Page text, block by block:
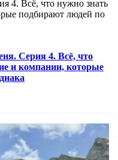
4. Всё, что нужно знать
подбирают людей по
Серия 4. Всё, что
и компании, которые